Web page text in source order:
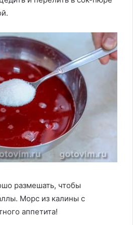
размешать, чтобы
Морс из калины с
аппетита!